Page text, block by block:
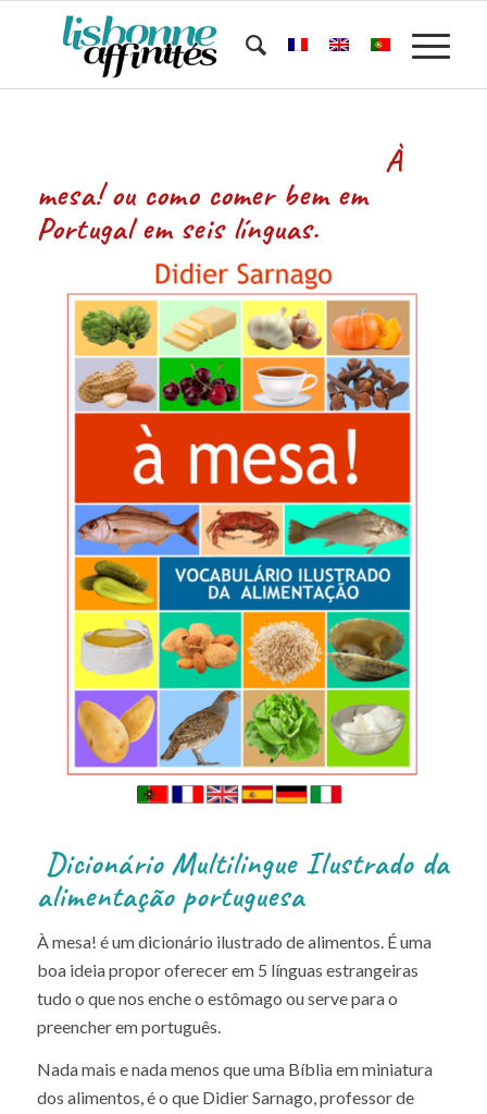
À
mesa! ou como comer bem em
Portugal em seis línguas.
Dicionário Multilingue Ilustrado da
alimentação portuguesa
À mesa! é um dicionário ilustrado de alimentos. É uma
boa ideia propor oferecer em 5 línguas estrangeiras
tudo o que nos enche o estômago ou serve para o
preencher em português.
Nada mais e nada menos que uma Bíblia em miniatura
dos alimentos, é o que Didier Sarnago, professor de